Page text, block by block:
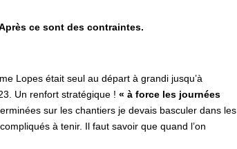
ce sont des contraintes.
Lopes était seul au départ à grandi jusqu’à
Un renfort stratégique ! « à force les journées
sur les chantiers je devais basculer dans les
à tenir. Il faut savoir que quand l’on